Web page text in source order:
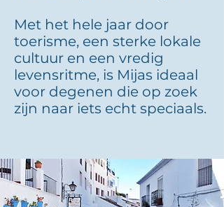
Met het hele jaar door
toerisme, een sterke lokale
cultuur en een vredig
levensritme, is Mijas ideaal
voor degenen die op zoek
zijn naar iets echt speciaals.